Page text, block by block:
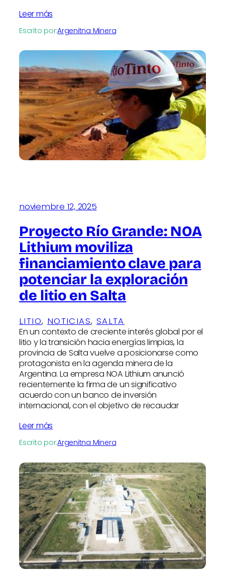
Leer más
Escrito por:Argenitna Minera
noviembre 12, 2025
Proyecto Río Grande: NOA
Lithium moviliza
financiamiento clave para
potenciar la exploración
de litio en Salta
LITIO, NOTICIAS, SALTA
En un contexto de creciente interés global por el
litio y la transición hacia energías limpias, la
provincia de Salta vuelve a posicionarse como
protagonista en la agenda minera de la
Argentina. La empresa NOA Lithium anunció
recientemente la firma de un significativo
acuerdo con un banco de inversión
internacional, con el objetivo de recaudar
Leer más
Escrito por:Argenitna Minera